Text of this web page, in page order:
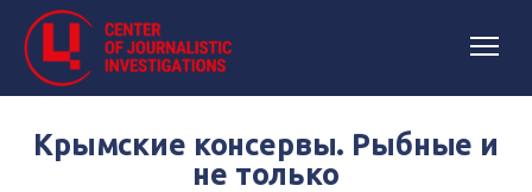
Крымские консервы. Рыбные и
не только